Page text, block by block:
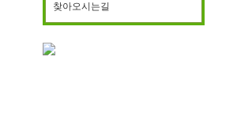
찾아오시는길